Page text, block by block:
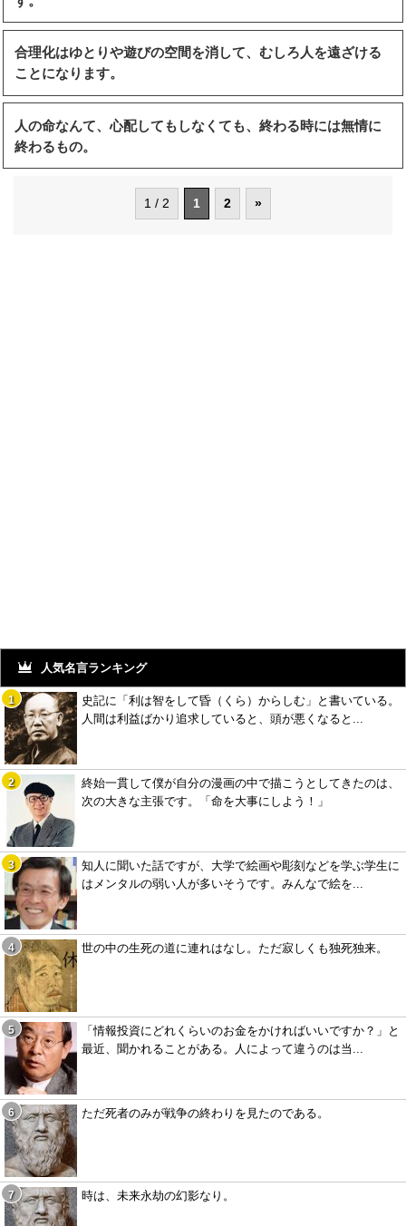
合理化はゆとりや遊びの空間を消して、むしろ人を遠ざける
ことになります。
人の命なんて、心配してもしなくても、終わる時には無情に
終わるもの。
1 / 2 1 2 »
人気名言ランキング
史記に「利は智をして昏（くら）からしむ」と書いている。
人間は利益ばかり追求していると、頭が悪くなると...
終始一貫して僕が自分の漫画の中で描こうとしてきたのは、
次の大きな主張です。「命を大事にしよう！」
知人に聞いた話ですが、大学で絵画や彫刻などを学ぶ学生に
はメンタルの弱い人が多いそうです。みんなで絵を...
世の中の生死の道に連れはなし。ただ寂しくも独死独来。
「情報投資にどれくらいのお金をかければいいですか？」と
最近、聞かれることがある。人によって違うのは当...
ただ死者のみが戦争の終わりを見たのである。
時は、未来永劫の幻影なり。